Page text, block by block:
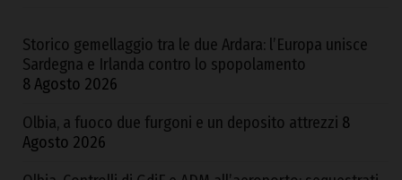
Storico gemellaggio tra le due Ardara: l’Europa unisce
Sardegna e Irlanda contro lo spopolamento
8 Agosto 2026
Olbia, a fuoco due furgoni e un deposito attrezzi 8
Agosto 2026